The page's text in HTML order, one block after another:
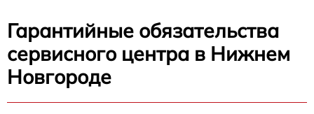
Гарантийные обязательства
сервисного центра в Нижнем
Новгороде